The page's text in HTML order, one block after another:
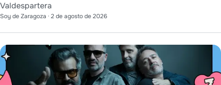
Valdespartera
Soy de Zaragoza · 2 de agosto de 2026